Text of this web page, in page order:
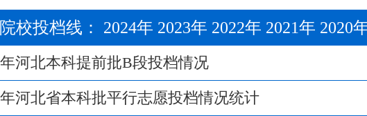
院校投档线： 2024年 2023年 2022年 2021年 2020
河北本科提前批B段投档情况
年河北省本科批平行志愿投档情况统计